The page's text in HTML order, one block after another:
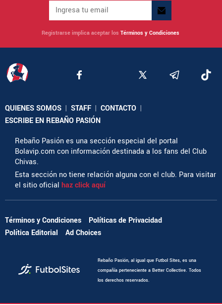
Registrarse implica aceptar los Términos y Condiciones
QUIENES SOMOS | STAFF | CONTACTO |
ESCRIBE EN REBAÑO PASIÓN
Rebaño Pasión es una sección especial del portal
Bolavip.com con información destinada a los fans del Club
Chivas.
Esta sección no tiene relación alguna con el club. Para visitar
el sitio oficial haz click aquí
Términos y Condiciones
Políticas de Privacidad
Política Editorial
Ad Choices
Rebaño Pasión, al igual que Futbol Sites, es una
compañía perteneciente a Better Collective. Todos
los derechos reservados.